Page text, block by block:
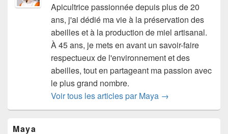
Apicultrice passionnée depuis plus de 20
ans, j'ai dédié ma vie à la préservation des
abeilles et à la production de miel artisanal.
À 45 ans, je mets en avant un savoir-faire
respectueux de l'environnement et des
abeilles, tout en partageant ma passion avec
le plus grand nombre.
Voir tous les articles par Maya →
principale
Maya